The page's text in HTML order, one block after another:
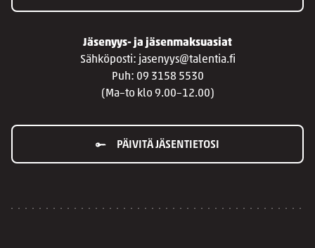
Jäsenyys- ja jäsenmaksuasiat
Sähköposti: jasenyys@talentia.fi
Puh: 09 3158 5530
(Ma–to klo 9.00–12.00)
PÄIVITÄ JÄSENTIETOSI